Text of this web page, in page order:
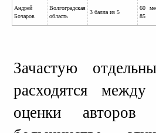
Андрей
Бочаров
Волгоградская
область
3 балла из 5
60
85
Зачастую
расходятся
оценки авторов